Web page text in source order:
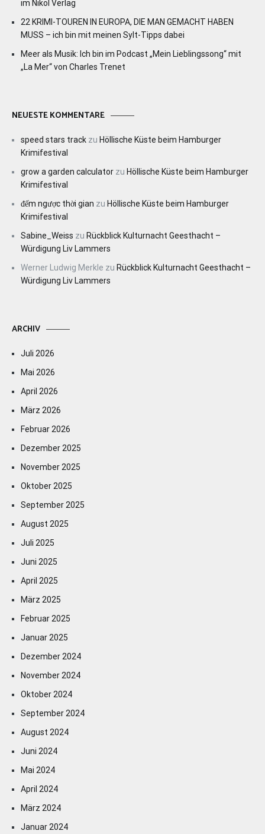
im Nikol Verlag
22 KRIMI-TOUREN IN EUROPA, DIE MAN GEMACHT HABEN
MUSS – ich bin mit meinen Sylt-Tipps dabei
Meer als Musik: Ich bin im Podcast „Mein Lieblingssong“ mit
„La Mer“ von Charles Trenet
NEUESTE KOMMENTARE
speed stars track zu Höllische Küste beim Hamburger
Krimifestival
grow a garden calculator zu Höllische Küste beim Hamburger
Krimifestival
đếm ngược thời gian zu Höllische Küste beim Hamburger
Krimifestival
Sabine_Weiss zu Rückblick Kulturnacht Geesthacht –
Würdigung Liv Lammers
Werner Ludwig Merkle zu Rückblick Kulturnacht Geesthacht –
Würdigung Liv Lammers
ARCHIV
Juli 2026
Mai 2026
April 2026
März 2026
Februar 2026
Dezember 2025
November 2025
Oktober 2025
September 2025
August 2025
Juli 2025
Juni 2025
April 2025
März 2025
Februar 2025
Januar 2025
Dezember 2024
November 2024
Oktober 2024
September 2024
August 2024
Juni 2024
Mai 2024
April 2024
März 2024
Januar 2024